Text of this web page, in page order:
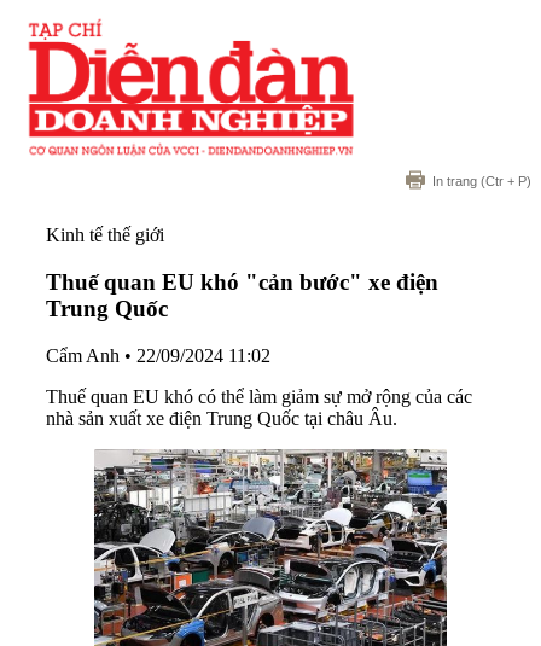
In trang (Ctr + P)
Kinh tế thế giới
Thuế quan EU khó "cản bước" xe điện
Trung Quốc
Cẩm Anh • 22/09/2024 11:02
Thuế quan EU khó có thể làm giảm sự mở rộng của các
nhà sản xuất xe điện Trung Quốc tại châu Âu.